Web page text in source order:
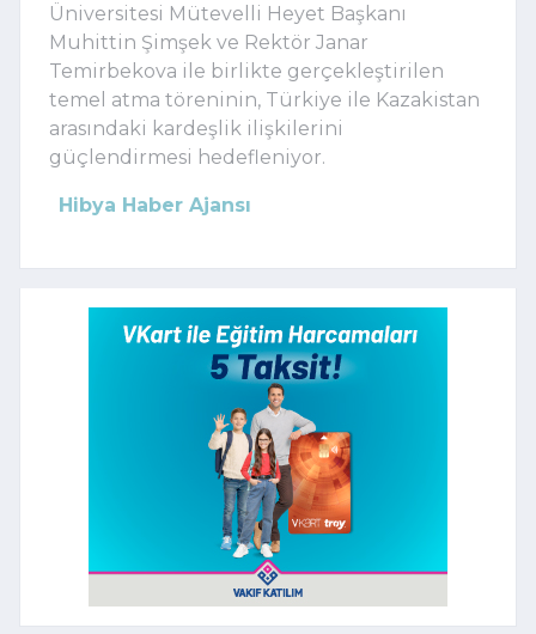
Üniversitesi Mütevelli Heyet Başkanı
Muhittin Şimşek ve Rektör Janar
Temirbekova ile birlikte gerçekleştirilen
temel atma töreninin, Türkiye ile Kazakistan
arasındaki kardeşlik ilişkilerini
güçlendirmesi hedefleniyor.
Hibya Haber Ajansı